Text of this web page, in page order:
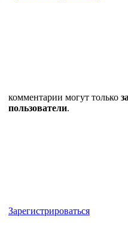
комментарии могут только
пользователи.
Зарегистрироваться